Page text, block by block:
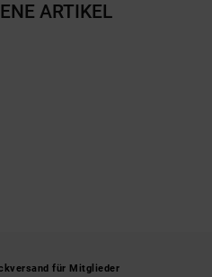
ARTIKEL
für Mitglieder